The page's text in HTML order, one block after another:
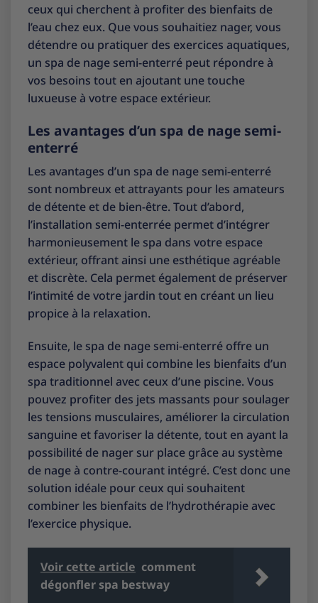
ceux qui cherchent à profiter des bienfaits de
l’eau chez eux. Que vous souhaitiez nager, vous
détendre ou pratiquer des exercices aquatiques,
un spa de nage semi-enterré peut répondre à
vos besoins tout en ajoutant une touche
luxueuse à votre espace extérieur.
Les avantages d’un spa de nage semi-
enterré
Les avantages d’un spa de nage semi-enterré
sont nombreux et attrayants pour les amateurs
de détente et de bien-être. Tout d’abord,
l’installation semi-enterrée permet d’intégrer
harmonieusement le spa dans votre espace
extérieur, offrant ainsi une esthétique agréable
et discrète. Cela permet également de préserver
l’intimité de votre jardin tout en créant un lieu
propice à la relaxation.
Ensuite, le spa de nage semi-enterré offre un
espace polyvalent qui combine les bienfaits d’un
spa traditionnel avec ceux d’une piscine. Vous
pouvez profiter des jets massants pour soulager
les tensions musculaires, améliorer la circulation
sanguine et favoriser la détente, tout en ayant la
possibilité de nager sur place grâce au système
de nage à contre-courant intégré. C’est donc une
solution idéale pour ceux qui souhaitent
combiner les bienfaits de l’hydrothérapie avec
l’exercice physique.
Voir cette article comment
dégonfler spa bestway